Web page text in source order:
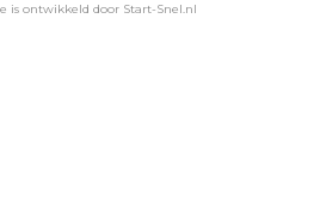
is ontwikkeld door Start-Snel.nl